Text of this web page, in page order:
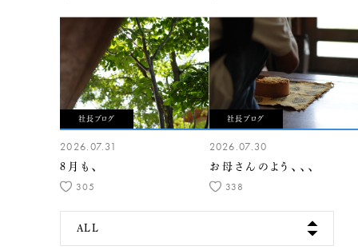
社長ブログ
2026.07.31
8月も、
305
社長ブログ
2026.07.30
お母さんのよう、、、
338
ALL